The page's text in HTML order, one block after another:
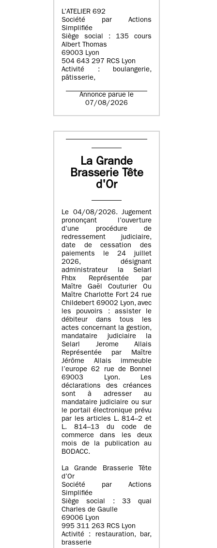
L’ATELIER 692
Société par Actions
Simplifiée
Siège social : 135 cours
Albert Thomas
69003 Lyon
504 643 297 RCS Lyon
Activité : boulangerie,
pâtisserie,
Annonce parue le
07/08/2026
La Grande
Brasserie Tête
d'Or
Le 04/08/2026. Jugement
prononçant l’ouverture
d’une procédure de
redressement judiciaire,
date de cessation des
paiements le 24 juillet
2026, désignant
administrateur la Selarl
Fhbx Représentée par
Maître Gaël Couturier Ou
Maître Charlotte Fort 24 rue
Childebert 69002 Lyon, avec
les pouvoirs : assister le
débiteur dans tous les
actes concernant la gestion,
mandataire judiciaire la
Selarl Jerome Allais
Représentée par Maître
Jérôme Allais immeuble
l’europe 62 rue de Bonnel
69003 Lyon. Les
déclarations des créances
sont à adresser au
mandataire judiciaire ou sur
le portail électronique prévu
par les articles L. 814–2 et
L. 814–13 du code de
commerce dans les deux
mois de la publication au
BODACC.
La Grande Brasserie Tête
d’Or
Société par Actions
Simplifiée
Siège social : 33 quai
Charles de Gaulle
69006 Lyon
995 311 263 RCS Lyon
Activité : restauration, bar,
brasserie